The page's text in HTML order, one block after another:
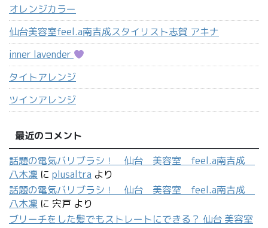
オレンジカラー
仙台美容室feel.a南吉成スタイリスト志賀 アキナ
inner lavender
タイトアレンジ
ツインアレンジ
最近のコメント
話題の電気バリブラシ！ 仙台 美容室 feel.a南吉成
八木凜 に plusaltra より
話題の電気バリブラシ！ 仙台 美容室 feel.a南吉成
八木凜 に 宍戸 より
ブリーチをした髪でもストレートにできる？ 仙台 美容室